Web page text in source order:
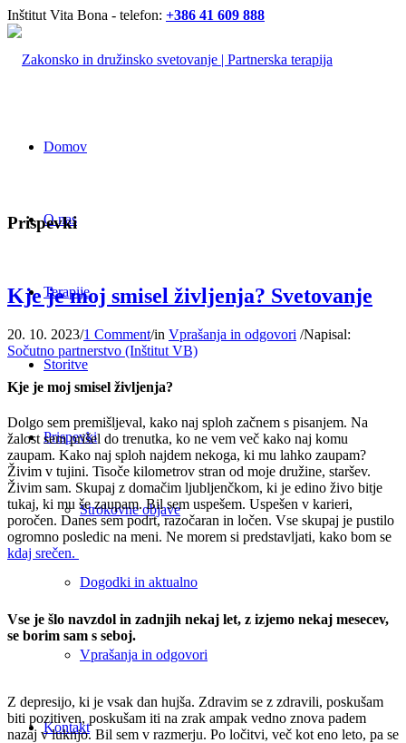
Inštitut Vita Bona - telefon: +386 41 609 888
Domov
O nas
Terapije
Storitve
Prispevki
Strokovne objave
Dogodki in aktualno
Vprašanja in odgovori
Kontakt
Prispevki
Kje je moj smisel življenja? Svetovanje
20. 10. 2023/1 Comment/in Vprašanja in odgovori /Napisal:
Sočutno partnerstvo (Inštitut VB)
Kje je moj smisel življenja?
Dolgo sem premišljeval, kako naj sploh začnem s pisanjem. Na
žalost sem prišel do trenutka, ko ne vem več kako naj komu
zaupam. Kako naj sploh najdem nekoga, ki mu lahko zaupam?
Živim v tujini. Tisoče kilometrov stran od moje družine, staršev.
Živim sam. Skupaj z domačim ljubljenčkom, ki je edino živo bitje
tukaj, ki mu še zaupam. Bil sem uspešem. Uspešen v karieri,
poročen. Danes sem podrt, razočaran in ločen. Vse skupaj je pustilo
ogromno posledic na meni. Ne morem si predstavljati, kako bom se
kdaj srečen.
Vse je šlo navzdol in zadnjih nekaj let, z izjemo nekaj mesecev,
se borim sam s seboj.
Z depresijo, ki je vsak dan hujša. Zdravim se z zdravili, poskušam
biti pozitiven, poskušam iti na zrak ampak vedno znova padem
nazaj v luknjo. Bil sem v razmerju. Po ločitvi, več kot eno leto, pa se